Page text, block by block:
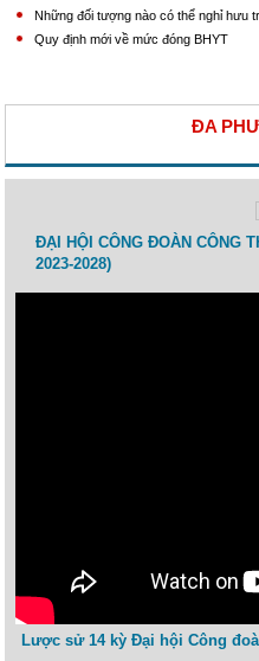
Những đối tượng nào có thể nghỉ hưu
Quy định mới về mức đóng BHYT
ĐA
ĐẠI HỘI CÔNG ĐOÀN CÔNG
2023-2028)
Lược sử 14 kỳ Đại hội Công